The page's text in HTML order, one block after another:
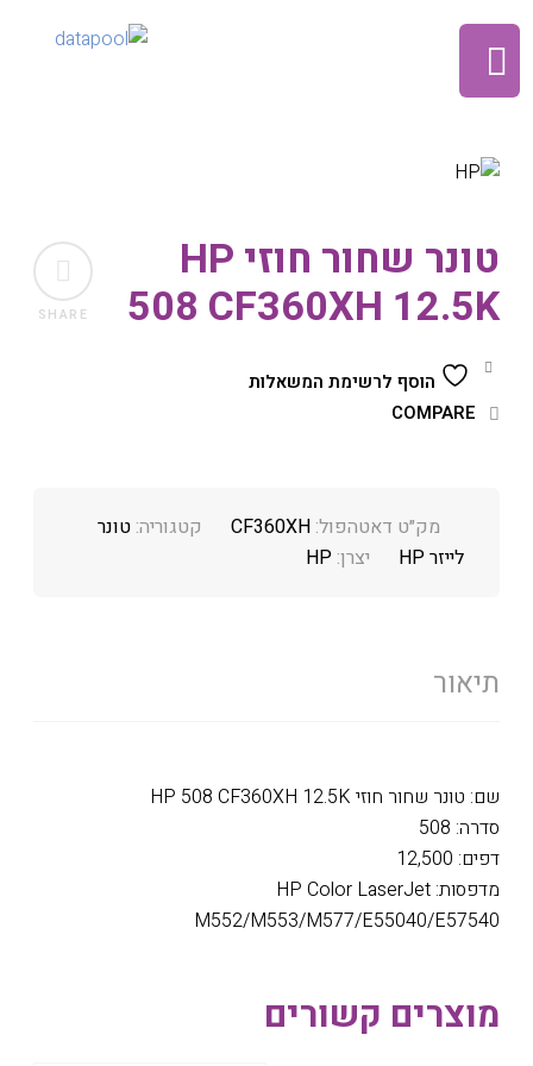
SHARE
טונר שחור חוזי HP
508 CF360XH 12.5K
הוסף לרשימת המשאלות
COMPARE
מק״ט דאטהפול:CF360XH קטגוריה:טונר
לייזר HP
יצרן:HP
תיאור
שם: טונר שחור חוזי HP 508 CF360XH 12.5K
סדרה: 508
דפים: 12,500
מדפסות: HP Color LaserJet
M552/M553/M577/E55040/E57540
מוצרים קשורים